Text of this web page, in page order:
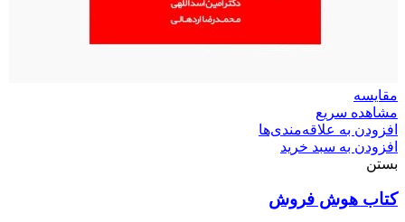
مقایسه
مشاهده سریع
افزودن به علاقه‌مندی‌ها
افزودن به سبد خرید
بستن
کتاب هوش فروش